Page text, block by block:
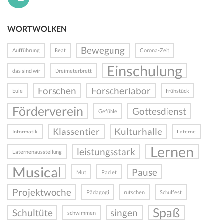
WORTWOLKEN
Aufführung Beat Bewegung Corona-Zeit
das sind wir Dreimeterbrett Einschulung
Eule Forschen Forscherlabor Frühstück
Förderverein Gefühle Gottesdienst
Informatik Klassentier Kulturhalle Laterne
Laternenausstellung leistungsstark
Lernen
Musical
Mut Padlet
Pause
Projektwoche
Pädagogi rutschen Schulfest
Schultüte schwimmen singen
Spaß